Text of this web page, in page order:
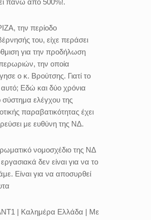
πάνω από 500%!.
την περίοδο
του, είχε περάσει
για την προδήλωση
την οποία
ο κ. Βρούτσης. Γιατί το
Εδώ και δύο χρόνια
σύστημα ελέγχου της
παραβατικότητας έχει
με ευθύνη της ΝΔ.
νομοσχέδιο της ΝΔ
δεν είναι για να το
Είναι για να αποσυρθεί
| Καλημέρα Ελλάδα | Με